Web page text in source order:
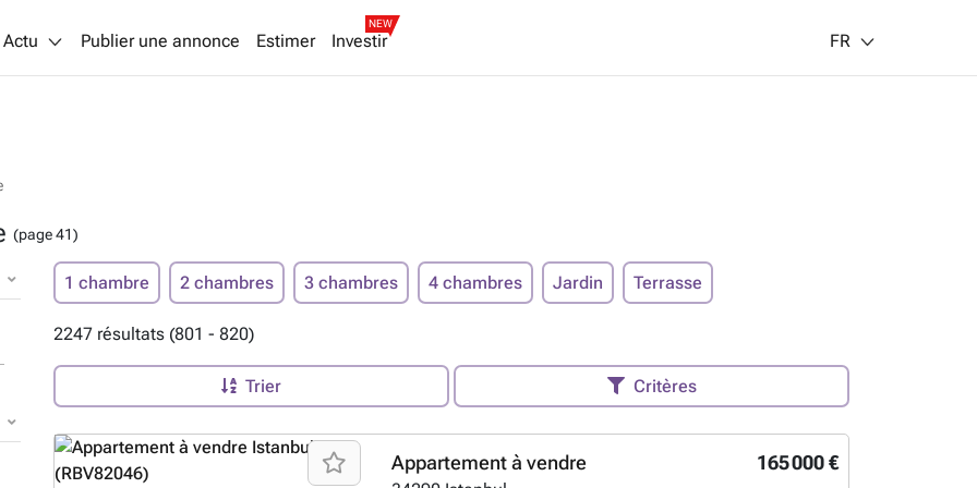
Actu Publier une annonce Estimer Investir
NEW
FR
(page 41)
1 chambre 2 chambres 3 chambres 4 chambres Jardin Terrasse
2247 résultats (801 - 820)
Trier Critères
165 000 €
Appartement à vendre